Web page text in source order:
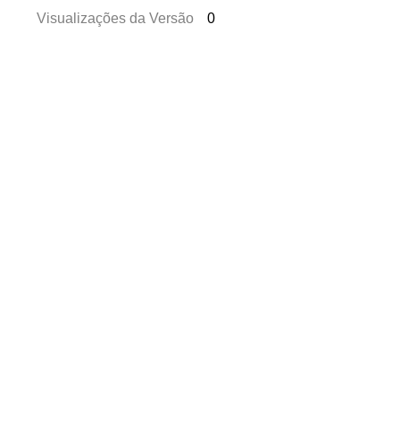
Visualizações da Versão
0